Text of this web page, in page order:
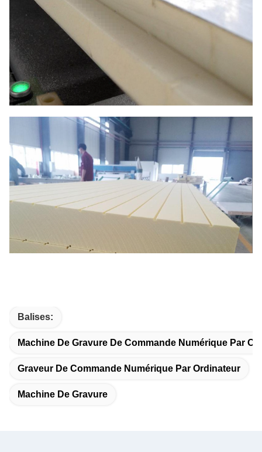
Balises:
Machine De Gravure De Commande Numérique Par
Graveur De Commande Numérique Par Ordinateur
Machine De Gravure